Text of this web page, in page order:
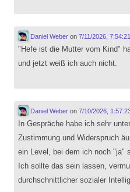
Daniel Weberon 7/11/2026,
"Hefe ist die Mutter vom Kind"
und jetzt weiß ich auch nicht.
Daniel Weberon 7/10/2026,
In Gespräche habe ich sehr
Zustimmung und Widerspruch
ein Level, bei dem ich noch "ja"
Ich sollte das sein lassen,
durchschnittlicher sozialer